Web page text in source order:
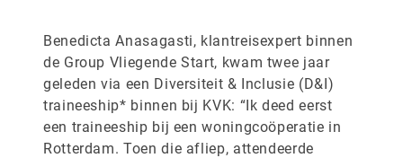
Benedicta Anasagasti, klantreisexpert binnen
de Group Vliegende Start, kwam twee jaar
geleden via een Diversiteit & Inclusie (D&I)
traineeship* binnen bij KVK: “Ik deed eerst
een traineeship bij een woningcoöperatie in
Rotterdam. Toen die afliep, attendeerde